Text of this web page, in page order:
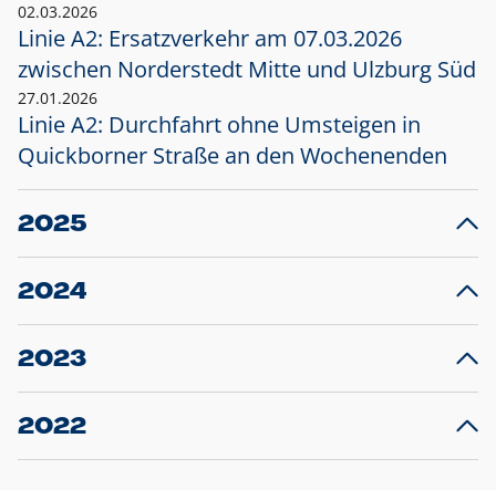
02.03.2026
Linie A2: Ersatzverkehr am 07.03.2026
zwischen Norderstedt Mitte und Ulzburg Süd
27.01.2026
Linie A2: Durchfahrt ohne Umsteigen in
Quickborner Straße an den Wochenenden
2025
23.12.2025
Projekt S5: Start der Bauarbeiten am
2024
10.12.2024
Großprojekt S5: Sperrung der Bahnstraße in
2023
20.12.2023
Schleswig-Holstein verlängert den
2022
22.12.2022